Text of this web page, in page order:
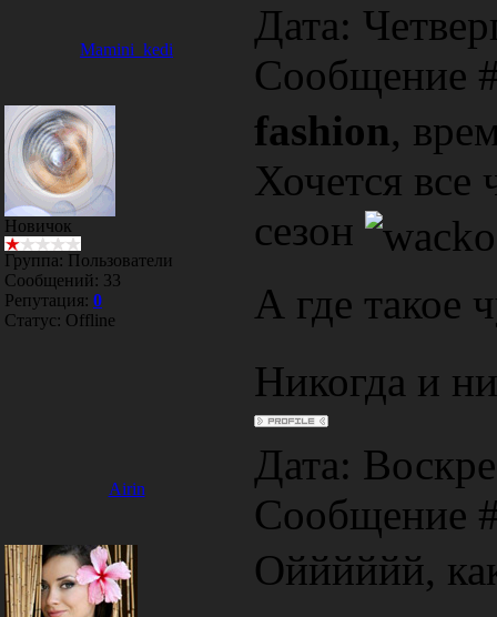
Mamini_kedi
Дата:
Сообщение
Новичок
Группа: Пользователи
Сообщений: 33
Репутация: 0
Статус: Offline
fashion,
Хочется
сезон
А где такое
Никогда и
Airin
Дата:
Сообщение
Ойййййй,